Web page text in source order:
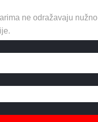
ne odražavaju nužno